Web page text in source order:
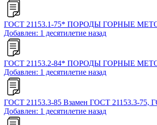
ГОСТ 21153.1-75* ПОРОДЫ ГОРНЫЕ
Добавлен: 1 десятилетие назад
ГОСТ 21153.2-84* ПОРОДЫ ГОРНЫЕ
Добавлен: 1 десятилетие назад
ГОСТ 21153.3-85 Взамен ГОСТ
Добавлен: 1 десятилетие назад